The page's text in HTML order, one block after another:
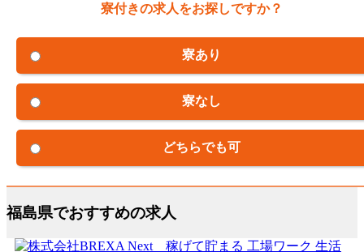
寮付きの求人をお探しですか？
寮あり
寮なし
どちらでも可
福島県でおすすめの求人